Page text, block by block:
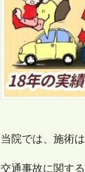
当院では、施術
交通事故に関す